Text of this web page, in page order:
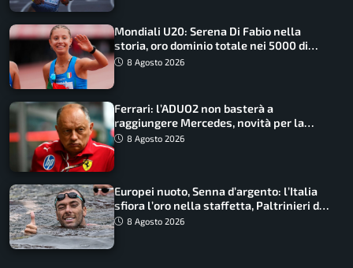
Mondiali U20: Serena Di Fabio nella
storia, oro dominio totale nei 5000 di
marcia
8 Agosto 2026
Ferrari: l’ADUO2 non basterà a
raggiungere Mercedes, novità per la
Macarena
8 Agosto 2026
Europei nuoto, Senna d’argento: l’Italia
sfiora l’oro nella staffetta, Paltrinieri da
urlo, il bilancio azzurro
8 Agosto 2026